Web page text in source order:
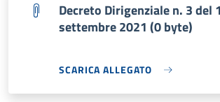
Decreto Dirigenziale n. 3 del
settembre 2021 (0 byte)
SCARICA ALLEGATO